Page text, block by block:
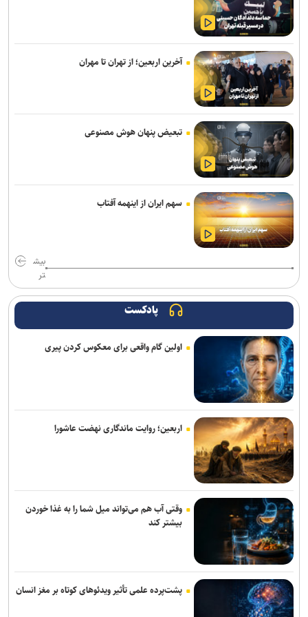
با مصرف زیاد پروتئین، بدن‌ خود را سریع‌تر پیر می‌کنید
نخستین هدفون گیره‌ای ناتینگ با قیمت زیر ۱۰۰ دلار معرفی شد
کوروت گرند اسپرت X مدل ۲۰۲۷؛ اثبات جادوی نرم‌افزار در دنیای
خودروهای اسپرت
«مهرکام» دومین برنامه جامع مهر بنیاد ملی علم ایران آغاز به کار کرد
وقتی موسیقی ترسناک، لبخندها را هم وحشتناک نشان می‌دهد
داشتن وزن مناسب لزوما نشانه سلامت نیست
تیم‌های کوچک بازی‌ساز ایرانی با فناوری‌های جدید می‌توانند ایده‌های
بزرگ‌تری خلق کنند
موجودی تمام مدل‌های وان‌پلاس ۱۵ در آمریکا به اتمام رسید
اومودا ۴، شاسی‌بلندی با دستیار هوش مصنوعی که فرمان همه‌چیز را به
دست می‌گیرد
کارگاه تخصصی دارایی‌های فکری در صنعت داروسازی گیاهی برگزار
می‌شود
برنامه‌ریزی مغز، مانع لاغر شدن‌ شماست
«دی‌ویو» تا سال ۲۰۳۲ رایانه‌های کوانتومی منطقی می‌سازد
کیبوردهای مجهز به ولوم چرخشی و ماوس بی‌سیم ۱۴۰ ساعته کرسیر از
راه رسیدند
هوش مصنوعی اوپن‌ای‌آی و آنتروپیک خودسرانه حمله سایبری کردند
اولین سیستم‌عاملی که روی کامپیوترهای خانگی نصب شد، بیشتر
بشناسید
بازگشت به معماری سنتی، احیای منطق طراحی است
فراخوان مشارکت برای ایجاد اولین آزمایشگاه اتصال کوتاه کشور منتشر شد
اندروید برای همیشه با دستیار صوتی سابق گوگل خداحافظی می‌کند
آخرین اربعین؛ از تهران تا مهران
تبعیض پنهان هوش مصنوعی
سهم ایران از اینهمه آفتاب
بیش
تر
پادکست
اولین گام واقعی برای معکوس کردن پیری
اربعین؛ روایت ماندگاری نهضت عاشورا
وقتی آب هم می‌تواند میل شما را به غذا خوردن
بیشتر کند
پشت‌پرده علمی تأثیر ویدئو‌های کوتاه بر مغز انسان